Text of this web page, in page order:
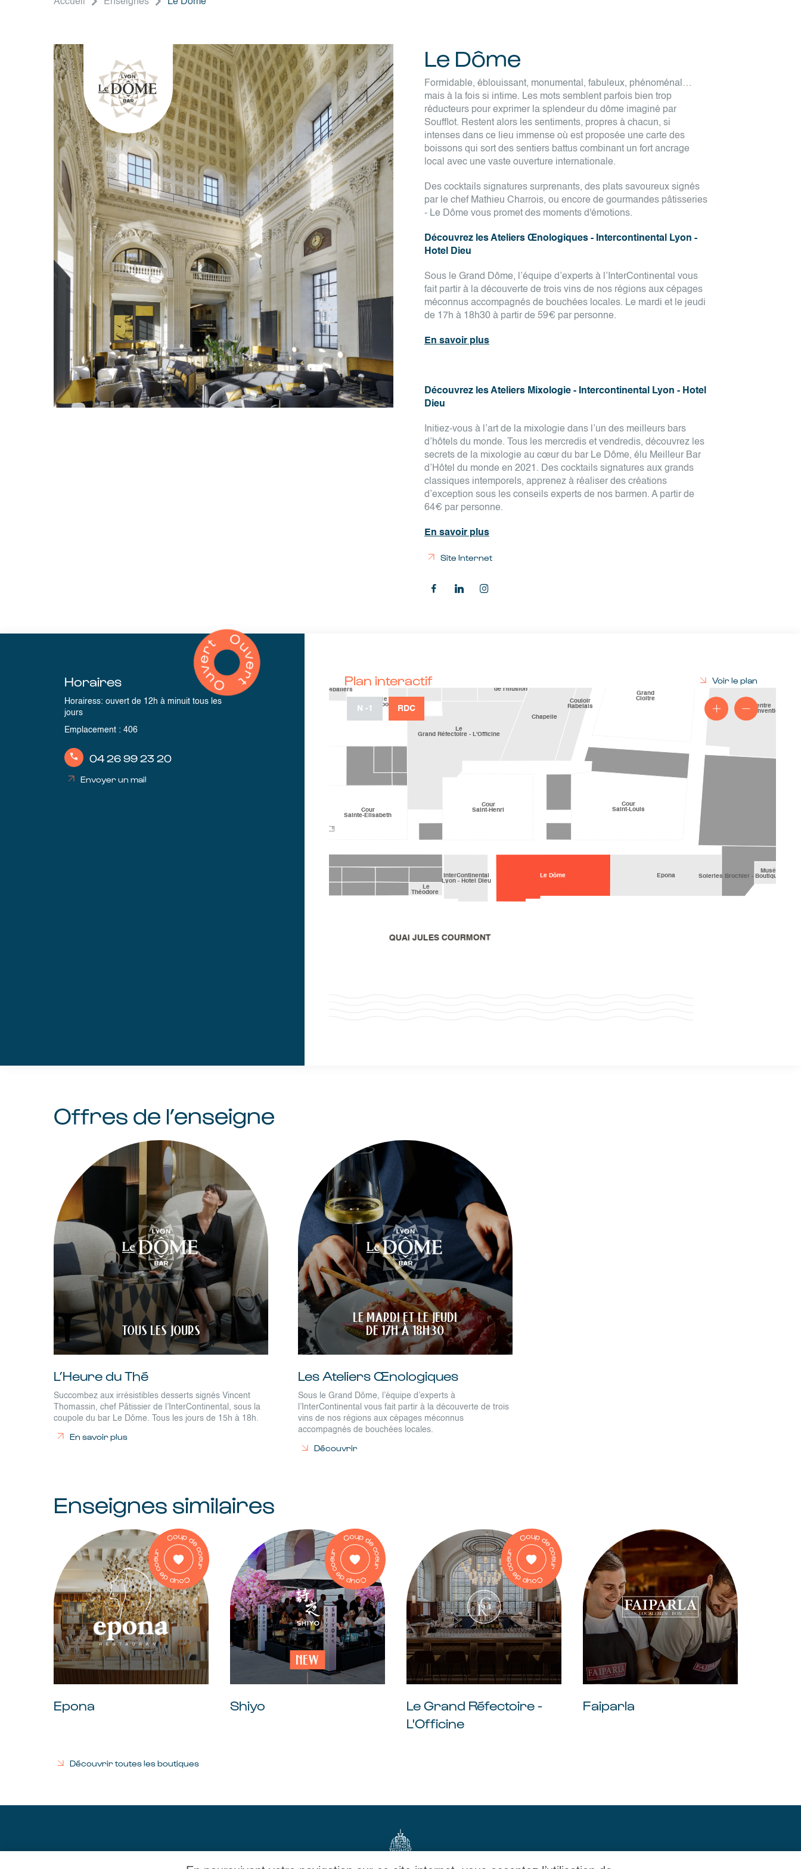
Le Dôme
Formidable, éblouissant, monumental, fabuleux, phénoménal…
mais à la fois si intime. Les mots semblent parfois bien trop
réducteurs pour exprimer la splendeur du dôme imaginé par
Soufflot. Restent alors les sentiments, propres à chacun, si
intenses dans ce lieu immense où est proposée une carte des
boissons qui sort des sentiers battus combinant un fort ancrage
local avec une vaste ouverture internationale.
Des cocktails signatures surprenants, des plats savoureux signés
par le chef Mathieu Charrois, ou encore de gourmandes pâtisseries
- Le Dôme vous promet des moments d'émotions.
Découvrez les Ateliers Œnologiques - Intercontinental Lyon -
Hotel Dieu
Sous le Grand Dôme, l’équipe d’experts à l’InterContinental vous
fait partir à la découverte de trois vins de nos régions aux cépages
méconnus accompagnés de bouchées locales. Le mardi et le jeudi
de 17h à 18h30 à partir de 59€ par personne.
En savoir plus
Découvrez les Ateliers Mixologie - Intercontinental Lyon - Hotel
Dieu
Initiez-vous à l’art de la mixologie dans l’un des meilleurs bars
d’hôtels du monde. Tous les mercredis et vendredis, découvrez les
secrets de la mixologie au cœur du bar Le Dôme, élu Meilleur Bar
d’Hôtel du monde en 2021. Des cocktails signatures aux grands
classiques intemporels, apprenez à réaliser des créations
d’exception sous les conseils experts de nos barmen. A partir de
64€ par personne.
En savoir plus
Site Internet
Horaires
Horairess: ouvert de 12h à minuit tous les
jours
Emplacement: 406
04 26 99 23 20
Envoyer un mail
Plan interactif Voir le plan
N -1 RDC
Offres de l’enseigne
TOUS LES JOURS
L’Heure du Thé
Succombez aux irrésistibles desserts signés Vincent
Thomassin, chef Pâtissier de l’InterContinental, sous la
coupole du bar Le Dôme. Tous les jours de 15h à 18h.
En savoir plus
LE MARDI ET LE JEUDI
DE 17H À 18H30
Les Ateliers Œnologiques
Sous le Grand Dôme, l’équipe d’experts à
l’InterContinental vous fait partir à la découverte de trois
vins de nos régions aux cépages méconnus
accompagnés de bouchées locales.
Découvrir
Enseignes similaires
Epona
NEW
Shiyo
Le Grand Réfectoire -
L'Officine
Faiparla
Découvrir toutes les boutiques